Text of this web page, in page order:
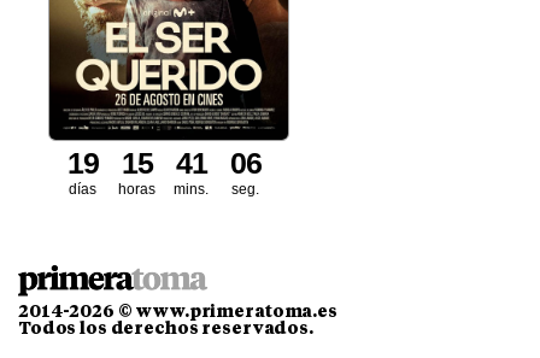
días
19
horas
15
mins.
41
seg.
05
2014-2026 © www.primeratoma.es
Todos los derechos reservados.